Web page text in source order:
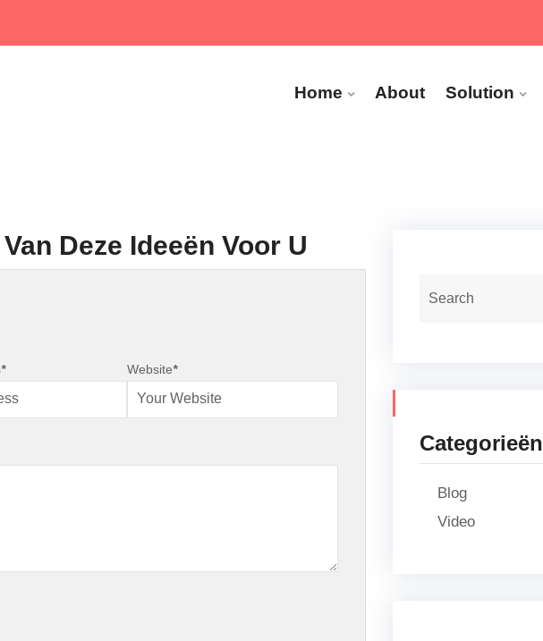
Home About Solution
Deze Ideeën Voor U
* Website*
Categorieën
Blog
Video